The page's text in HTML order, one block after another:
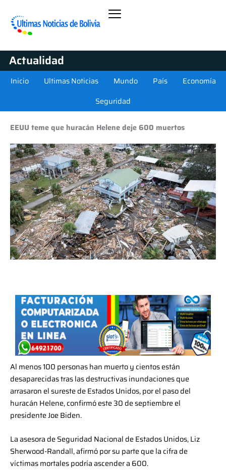
Actualidad
Inicio Ultimas Noticias Mundo País
Economía
Seguridad
EEUU teme que huracán Helene deje 600 muertos
Al menos 100 personas han muerto y cientos están
desaparecidas tras las destructivas inundaciones que
arrasaron el sureste de Estados Unidos, por el paso del
huracán Helene, confirmó este 30 de septiembre el
presidente Joe Biden.
La asesora de Seguridad Nacional de Estados Unidos, Liz
Sherwood-Randall, afirmó por su parte que la cifra de
víctimas mortales podría ascender a 600.